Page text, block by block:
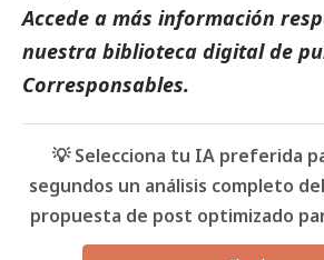
Accede a más información
nuestra biblioteca digital de
Corresponsables.
💡 Selecciona tu IA preferida
segundos un análisis completo
propuesta de post optimizado